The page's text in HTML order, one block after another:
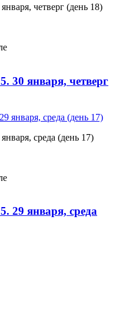
четверг (день 18)
30 января, четверг
среда (день 17)
29 января, среда